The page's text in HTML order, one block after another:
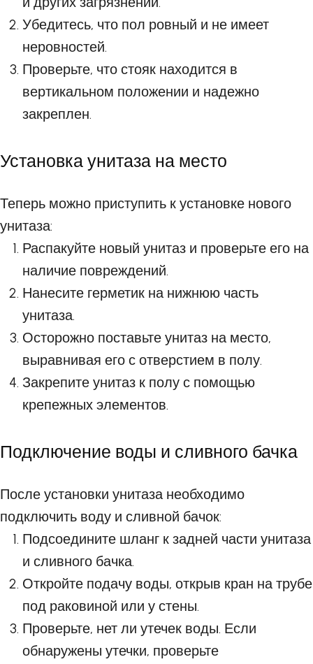
Убедитесь, что пол ровный и не имеет
неровностей.
Проверьте, что стояк находится в
вертикальном положении и надежно
закреплен.
Установка унитаза на место
Теперь можно приступить к установке нового
унитаза:
Распакуйте новый унитаз и проверьте его на
наличие повреждений.
Нанесите герметик на нижнюю часть
унитаза.
Осторожно поставьте унитаз на место,
выравнивая его с отверстием в полу.
Закрепите унитаз к полу с помощью
крепежных элементов.
Подключение воды и сливного бачка
После установки унитаза необходимо
подключить воду и сливной бачок:
Подсоедините шланг к задней части унитаза
и сливного бачка.
Откройте подачу воды, открыв кран на трубе
под раковиной или у стены.
Проверьте, нет ли утечек воды. Если
обнаружены утечки, проверьте